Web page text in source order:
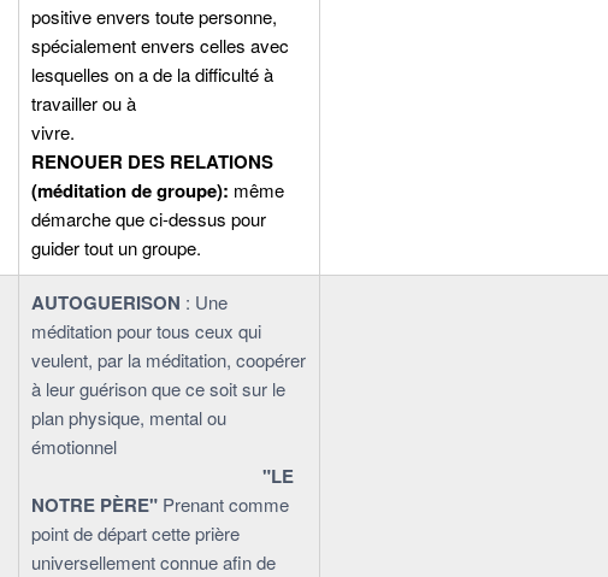
positive envers toute personne,
spécialement envers celles avec
lesquelles on a de la difficulté à
travailler ou à
vivre.
RENOUER DES RELATIONS
(méditation de groupe): même
démarche que ci-dessus pour
guider tout un groupe.
AUTOGUERISON : Une
méditation pour tous ceux qui
veulent, par la méditation, coopérer
à leur guérison que ce soit sur le
plan physique, mental ou
émotionnel
"LE
NOTRE PÈRE" Prenant comme
point de départ cette prière
universellement connue afin de